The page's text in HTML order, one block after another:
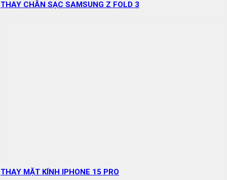
THAY CHÂN SẠC SAMSUNG Z FOLD 3
THAY MẶT KÍNH IPHONE 15 PRO